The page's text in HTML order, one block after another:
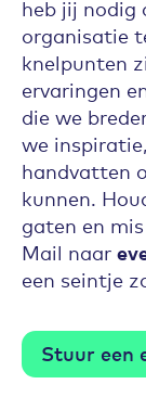
heb jij nodig
organisatie
knelpunten
ervaringen
die we
we
handvatten
kunnen.
gaten en
Mail naar
een seintje
Stuur een